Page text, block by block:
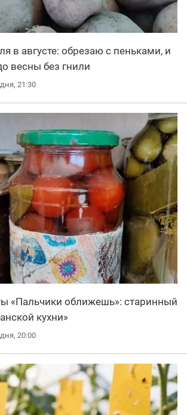
в августе: обрезаю с пеньками, и
весны без гнили
21:30
«Пальчики оближешь»: старинный
кухни»
20:00